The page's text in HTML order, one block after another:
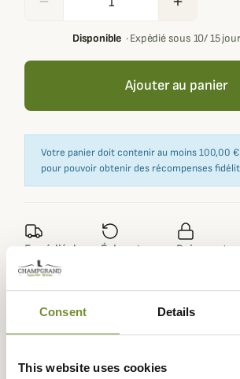
Consent Details
This website uses cookies
Disponible ·Expédié sous 10/ 15
Ajouter au panier
Votre panier doit contenir au moins 100,00
pour pouvoir obtenir des récompenses
Expédié dans
la journée
Échange ou
90 jours
Paiement